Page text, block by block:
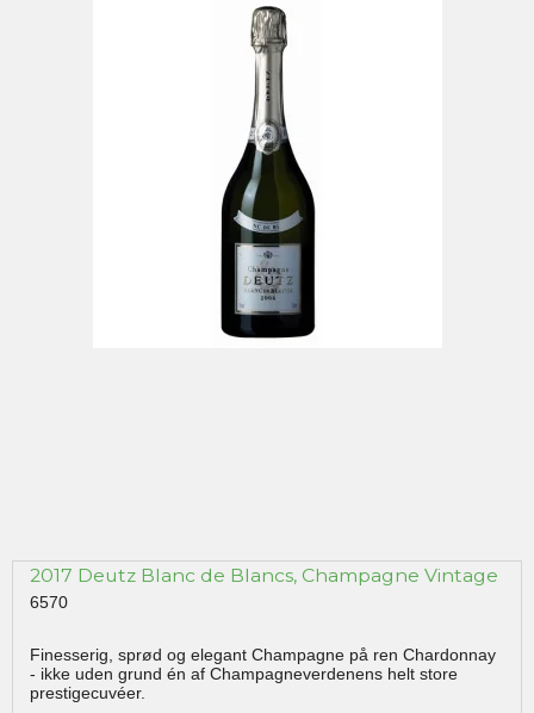
2017 Deutz Blanc de Blancs, Champagne Vintage
6570
Finesserig, sprød og elegant Champagne på ren Chardonnay
- ikke uden grund én af Champagneverdenens helt store
prestigecuvéer.